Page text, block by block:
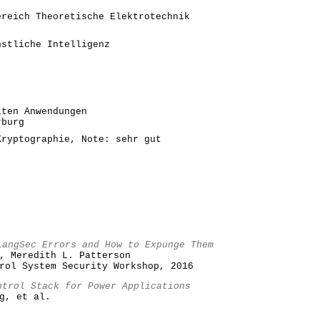
Theoretische Elektrotechnik
Intelligenz
Note: sehr gut
Errors and How to Expunge Them
Meredith L. Patterson
System Security Workshop, 2016
Stack for Power Applications
et al.